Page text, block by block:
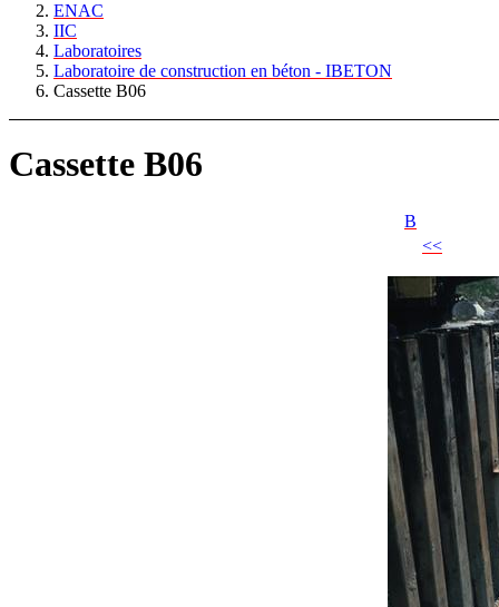
ENAC
IIC
Laboratoires
Laboratoire de construction en béton - IBETON
Cassette B06
Cassette B06
B
<<